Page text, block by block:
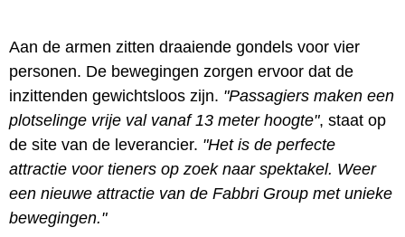
Aan de armen zitten draaiende gondels voor vier
personen. De bewegingen zorgen ervoor dat de
inzittenden gewichtsloos zijn. "Passagiers maken een
plotselinge vrije val vanaf 13 meter hoogte", staat op
de site van de leverancier. "Het is de perfecte
attractie voor tieners op zoek naar spektakel. Weer
een nieuwe attractie van de Fabbri Group met unieke
bewegingen."